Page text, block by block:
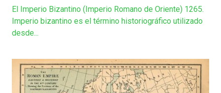
El Imperio Bizantino (Imperio Romano de Oriente) 1265.
Imperio bizantino es el término historiográfico utilizado
desde...